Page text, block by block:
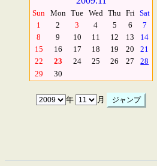
Sun Mon Tue Wed Thu Fri Sat
1
2 3 4 5 6
7
8
9 10 11 12 13
14
15
16 17 18 19 20
21
22
23 24 25 26 27
28
29
30
年 月